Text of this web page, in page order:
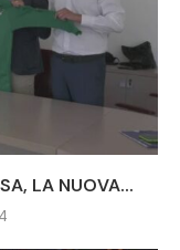
LA NUOVA...